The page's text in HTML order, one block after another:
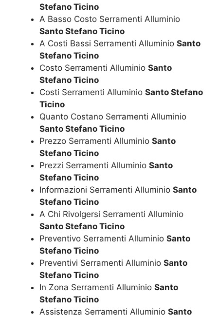
Stefano Ticino
A Basso Costo Serramenti Alluminio
Santo Stefano Ticino
A Costi Bassi Serramenti Alluminio Santo
Stefano Ticino
Costo Serramenti Alluminio Santo
Stefano Ticino
Costi Serramenti Alluminio Santo Stefano
Ticino
Quanto Costano Serramenti Alluminio
Santo Stefano Ticino
Prezzo Serramenti Alluminio Santo
Stefano Ticino
Prezzi Serramenti Alluminio Santo
Stefano Ticino
Informazioni Serramenti Alluminio Santo
Stefano Ticino
A Chi Rivolgersi Serramenti Alluminio
Santo Stefano Ticino
Preventivo Serramenti Alluminio Santo
Stefano Ticino
Preventivi Serramenti Alluminio Santo
Stefano Ticino
In Zona Serramenti Alluminio Santo
Stefano Ticino
Assistenza Serramenti Alluminio Santo